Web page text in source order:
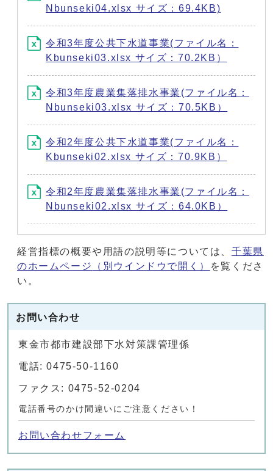
Nbunseki04.xlsx サイズ：69.4KB)
令和3年度公共下水道事業(ファイル名：
Kbunseki03.xlsx サイズ：70.2KB）
令和3年度農業集落排水事業(ファイル名：
Nbunseki03.xlsx サイズ：70.5KB）
令和2年度公共下水道事業(ファイル名：
Kbunseki02.xlsx サイズ：70.9KB）
令和2年度農業集落排水事業(ファイル名：
Nbunseki02.xlsx サイズ：64.0KB）
経営指標の概要や用語の説明等については、 千葉県
のホームページ
（別ウインドウで開く）
を覧くださ
い。
お問い合わせ
東金市都市建設部下水対策課管理係
電話: 0475-50-1160
ファクス: 0475-52-0204
電話番号のかけ間違いにご注意ください！
お問い合わせフォーム